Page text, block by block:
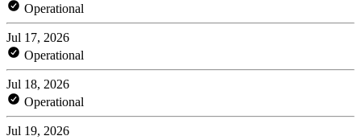
Operational
Jul 17, 2026
Operational
Jul 18, 2026
Operational
Jul 19, 2026